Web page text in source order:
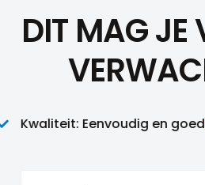
DIT MAG JE
Kwaliteit: Eenvoudig en goed